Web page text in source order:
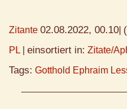
Zitante 02.08.2022, 00.10
PL
einsortiert in: Zitate/
Tags: Gotthold Ephraim